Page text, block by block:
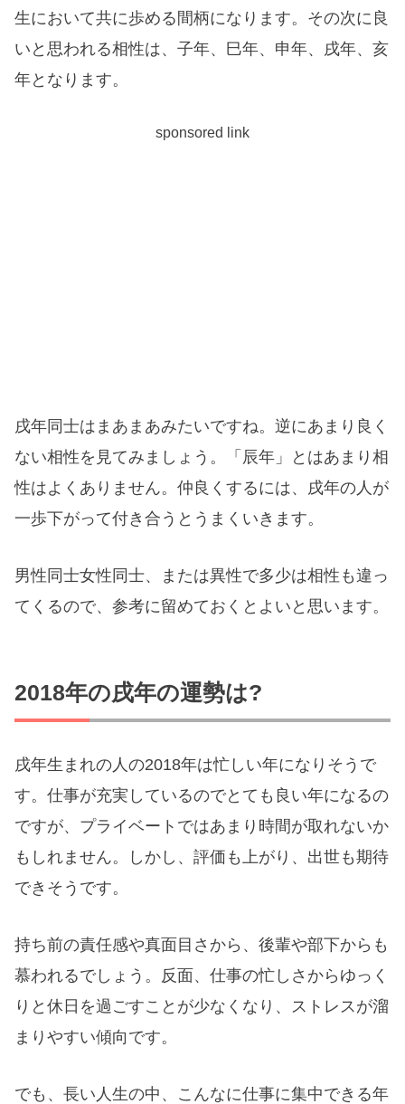
生において共に歩める間柄になります。その次に良
いと思われる相性は、子年、巳年、申年、戌年、亥
年となります。
sponsored link
戌年同士はまあまあみたいですね。逆にあまり良く
ない相性を見てみましょう。「辰年」とはあまり相
性はよくありません。仲良くするには、戌年の人が
一歩下がって付き合うとうまくいきます。
男性同士女性同士、または異性で多少は相性も違っ
てくるので、参考に留めておくとよいと思います。
2018年の戌年の運勢は?
戌年生まれの人の2018年は忙しい年になりそうで
す。仕事が充実しているのでとても良い年になるの
ですが、プライベートではあまり時間が取れないか
もしれません。しかし、評価も上がり、出世も期待
できそうです。
持ち前の責任感や真面目さから、後輩や部下からも
慕われるでしょう。反面、仕事の忙しさからゆっく
りと休日を過ごすことが少なくなり、ストレスが溜
まりやすい傾向です。
でも、長い人生の中、こんなに仕事に集中できる年